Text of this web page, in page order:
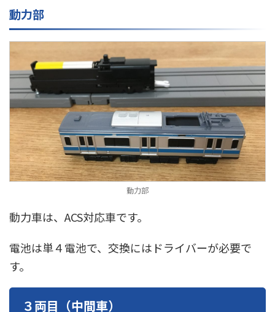
動力部
動力部
動力車は、ACS対応車です。
電池は単４電池で、交換にはドライバーが必要で
す。
３両目（中間車）